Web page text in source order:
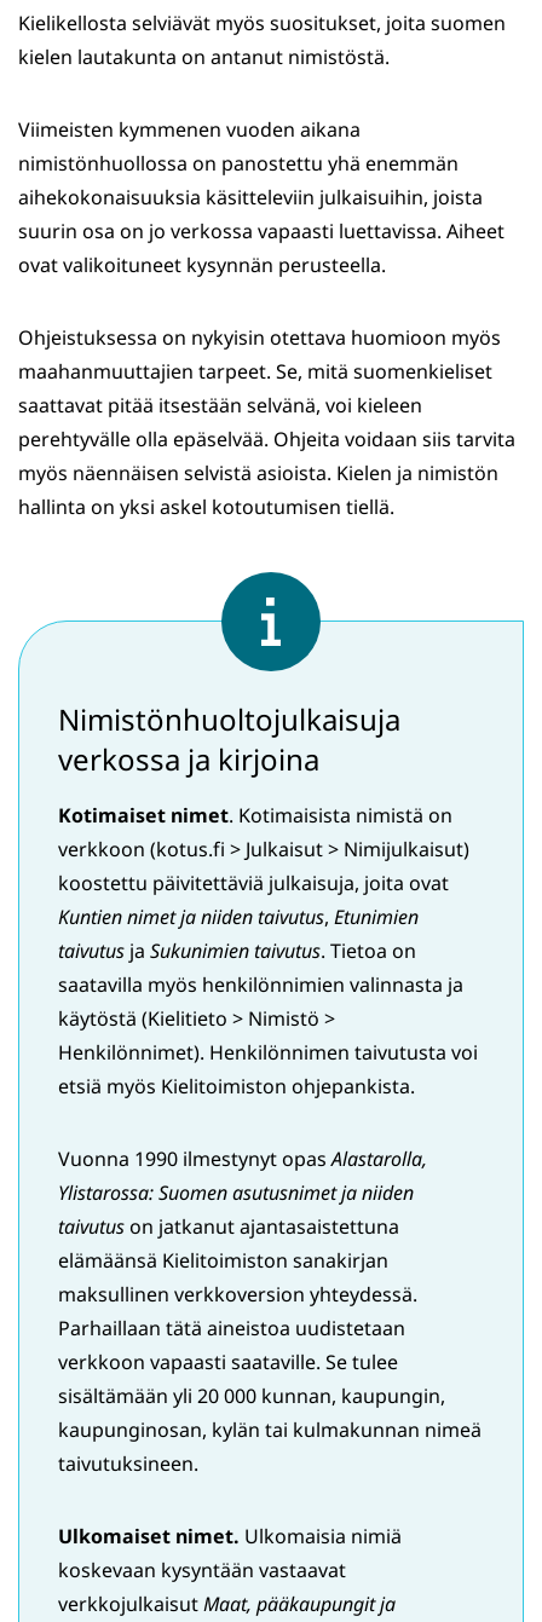
Kielikellosta selviävät myös suositukset, joita suomen
kielen lautakunta on antanut nimistöstä.
Viimeisten kymmenen vuoden aikana
nimistönhuollossa on panostettu yhä enemmän
aihekokonaisuuksia käsitteleviin julkaisuihin, joista
suurin osa on jo verkossa vapaasti luettavissa. Aiheet
ovat valikoituneet kysynnän perusteella.
Ohjeistuksessa on nykyisin otettava huomioon myös
maahanmuuttajien tarpeet. Se, mitä suomenkieliset
saattavat pitää itsestään selvänä, voi kieleen
perehtyvälle olla epäselvää. Ohjeita voidaan siis tarvita
myös näennäisen selvistä asioista. Kielen ja nimistön
hallinta on yksi askel kotoutumisen tiellä.
Nimistönhuoltojulkaisuja
verkossa ja kirjoina
Kotimaiset nimet. Kotimaisista nimistä on
verkkoon (kotus.fi > Julkaisut > Nimijulkaisut)
koostettu päivitettäviä julkaisuja, joita ovat
Kuntien nimet ja niiden taivutus, Etunimien
taivutus ja Sukunimien taivutus. Tietoa on
saatavilla myös henkilönnimien valinnasta ja
käytöstä (Kielitieto > Nimistö >
Henkilönnimet). Henkilönnimen taivutusta voi
etsiä myös Kielitoimiston ohjepankista.
Vuonna 1990 ilmestynyt opasAlastarolla,
Ylistarossa:Suomen asutusnimet ja niiden
taivutuson jatkanut ajantasaistettuna
elämäänsä Kielitoimiston sanakirjan
maksullinen verkkoversion yhteydessä.
Parhaillaan tätä aineistoa uudistetaan
verkkoon vapaasti saataville. Se tulee
sisältämään yli 20 000 kunnan, kaupungin,
kaupunginosan, kylän tai kulmakunnan nimeä
taivutuksineen.
Ulkomaiset nimet. Ulkomaisia nimiä
koskevaan kysyntään vastaavat
verkkojulkaisutMaat, pääkaupungit ja